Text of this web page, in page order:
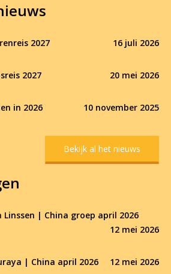
2027 16 juli 2026
2027 20 mei 2026
in 2026 10 november 2025
Bekijk al het nieuws
Linssen | China groep april 2026
12 mei 2026
| China april 2026 12 mei 2026